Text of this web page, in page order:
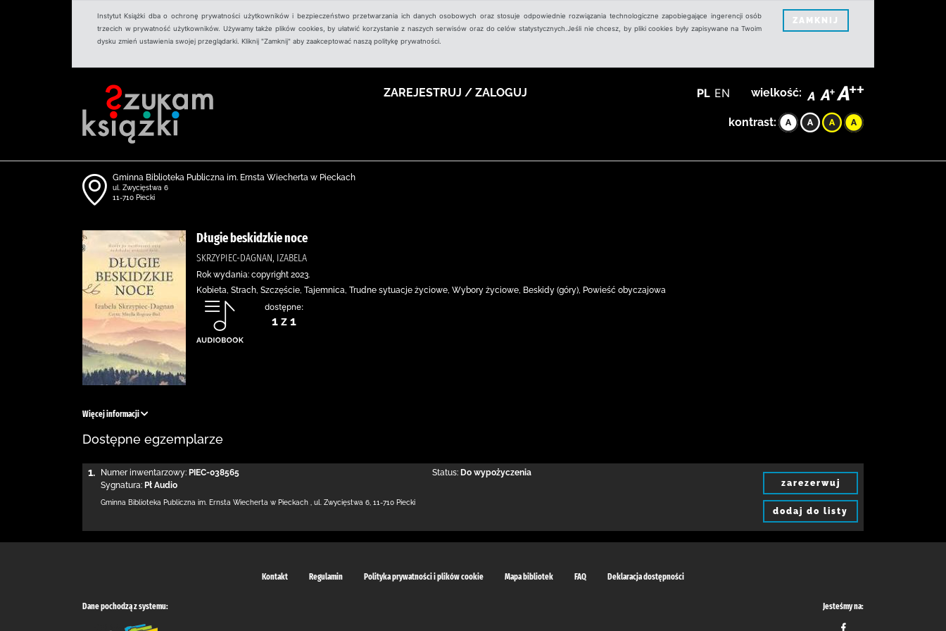
Instytut Książki dba o ochronę prywatności użytkowników i bezpieczeństwo przetwarzania ich danych osobowych oraz stosuje odpowiednie rozwiązania technologiczne zapobiegające ingerencji osób
trzecich w prywatność użytkowników. Używamy także plików cookies, by ułatwić korzystanie z naszych serwisów oraz do celów statystycznych.Jeśli nie chcesz, by pliki cookies były zapisywane na Twoim
dysku zmień ustawienia swojej przeglądarki. Kliknij "Zamknij" aby zaakceptować naszą politykę prywatności.
ZAMKNIJ
ZAREJESTRUJ / ZALOGUJ PL EN wielkość:
kontrast:
Gminna Biblioteka Publiczna im. Ernsta Wiecherta w Pieckach
ul. Zwycięstwa 6
11-710 Piecki
Długie beskidzkie noce
SKRZYPIEC-DAGNAN, IZABELA
Rok wydania: copyright 2023.
Kobieta, Strach, Szczęście, Tajemnica, Trudne sytuacje życiowe, Wybory życiowe, Beskidy (góry), Powieść obyczajowa
dostępne:
1 z 1
Więcej informacji
Dostępne egzemplarze
1. Numer inwentarzowy: PIEC-038565
Sygnatura: Pł Audio
Status: Do wypożyczenia
Gminna Biblioteka Publiczna im. Ernsta Wiecherta w Pieckach ul. Zwycięstwa 6 11-710 Piecki
zarezerwuj
dodaj do listy
Kontakt Regulamin Polityka prywatności i plików cookie Mapa bibliotek FAQ Deklaracja dostępności
Dane pochodzą z systemu: Jesteśmy na: